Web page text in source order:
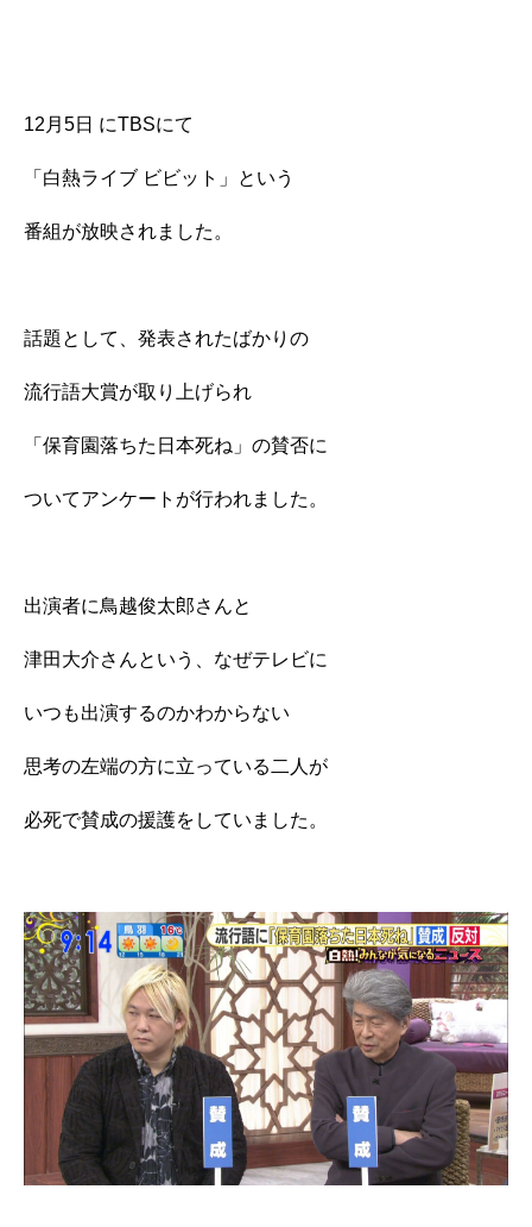
12月5日 にTBSにて
「白熱ライブ ビビット」という
番組が放映されました。
話題として、発表されたばかりの
流行語大賞が取り上げられ
「保育園落ちた日本死ね」の賛否に
ついてアンケートが行われました。
出演者に鳥越俊太郎さんと
津田大介さんという、なぜテレビに
いつも出演するのかわからない
思考の左端の方に立っている二人が
必死で賛成の援護をしていました。